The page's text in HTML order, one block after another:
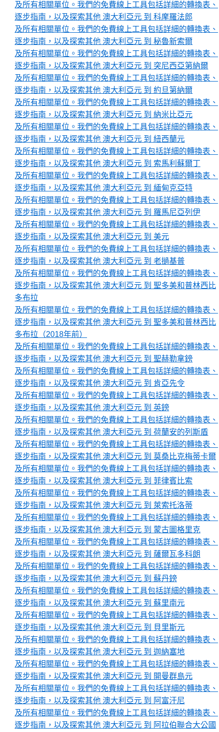
及所有相關單位。我們的免費線上工具包括詳細的轉換表、
逐步指南，以及探索其他 澳大利亞元 到 科摩羅法郎
及所有相關單位。我們的免費線上工具包括詳細的轉換表、
逐步指南，以及探索其他 澳大利亞元 到 秘魯新索爾
及所有相關單位。我們的免費線上工具包括詳細的轉換表、
逐步指南，以及探索其他 澳大利亞元 到 突尼西亞第納爾
及所有相關單位。我們的免費線上工具包括詳細的轉換表、
逐步指南，以及探索其他 澳大利亞元 到 約旦第納爾
及所有相關單位。我們的免費線上工具包括詳細的轉換表、
逐步指南，以及探索其他 澳大利亞元 到 納米比亞元
及所有相關單位。我們的免費線上工具包括詳細的轉換表、
逐步指南，以及探索其他 澳大利亞元 到 紐西蘭元
及所有相關單位。我們的免費線上工具包括詳細的轉換表、
逐步指南，以及探索其他 澳大利亞元 到 索馬利蘇爾丁
及所有相關單位。我們的免費線上工具包括詳細的轉換表、
逐步指南，以及探索其他 澳大利亞元 到 緬甸克亞特
及所有相關單位。我們的免費線上工具包括詳細的轉換表、
逐步指南，以及探索其他 澳大利亞元 到 羅馬尼亞列伊
及所有相關單位。我們的免費線上工具包括詳細的轉換表、
逐步指南，以及探索其他 澳大利亞元 到 美元
及所有相關單位。我們的免費線上工具包括詳細的轉換表、
逐步指南，以及探索其他 澳大利亞元 到 老撾基普
及所有相關單位。我們的免費線上工具包括詳細的轉換表、
逐步指南，以及探索其他 澳大利亞元 到 聖多美和普林西比
多布拉
及所有相關單位。我們的免費線上工具包括詳細的轉換表、
逐步指南，以及探索其他 澳大利亞元 到 聖多美和普林西比
多布拉（2018年前）
及所有相關單位。我們的免費線上工具包括詳細的轉換表、
逐步指南，以及探索其他 澳大利亞元 到 聖赫勒拿鎊
及所有相關單位。我們的免費線上工具包括詳細的轉換表、
逐步指南，以及探索其他 澳大利亞元 到 肯亞先令
及所有相關單位。我們的免費線上工具包括詳細的轉換表、
逐步指南，以及探索其他 澳大利亞元 到 英鎊
及所有相關單位。我們的免費線上工具包括詳細的轉換表、
逐步指南，以及探索其他 澳大利亞元 到 荷蘭安的列斯盾
及所有相關單位。我們的免費線上工具包括詳細的轉換表、
逐步指南，以及探索其他 澳大利亞元 到 莫桑比克梅蒂卡爾
及所有相關單位。我們的免費線上工具包括詳細的轉換表、
逐步指南，以及探索其他 澳大利亞元 到 菲律賓比索
及所有相關單位。我們的免費線上工具包括詳細的轉換表、
逐步指南，以及探索其他 澳大利亞元 到 萊索托洛蒂
及所有相關單位。我們的免費線上工具包括詳細的轉換表、
逐步指南，以及探索其他 澳大利亞元 到 蒙古圖格里克
及所有相關單位。我們的免費線上工具包括詳細的轉換表、
逐步指南，以及探索其他 澳大利亞元 到 薩爾瓦多科朗
及所有相關單位。我們的免費線上工具包括詳細的轉換表、
逐步指南，以及探索其他 澳大利亞元 到 蘇丹鎊
及所有相關單位。我們的免費線上工具包括詳細的轉換表、
逐步指南，以及探索其他 澳大利亞元 到 蘇里南元
及所有相關單位。我們的免費線上工具包括詳細的轉換表、
逐步指南，以及探索其他 澳大利亞元 到 貝里斯元
及所有相關單位。我們的免費線上工具包括詳細的轉換表、
逐步指南，以及探索其他 澳大利亞元 到 迦納塞地
及所有相關單位。我們的免費線上工具包括詳細的轉換表、
逐步指南，以及探索其他 澳大利亞元 到 開曼群島元
及所有相關單位。我們的免費線上工具包括詳細的轉換表、
逐步指南，以及探索其他 澳大利亞元 到 阿富汗尼
及所有相關單位。我們的免費線上工具包括詳細的轉換表、
逐步指南，以及探索其他 澳大利亞元 到 阿拉伯聯合大公國